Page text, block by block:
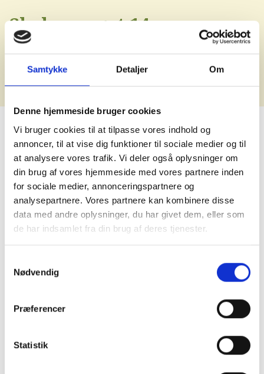
Samtykke Detaljer Om
Denne hjemmeside bruger cookies
Vi bruger cookies til at tilpasse vores indhold og
annoncer, til at vise dig funktioner til sociale medier og til
at analysere vores trafik. Vi deler også oplysninger om
din brug af vores hjemmeside med vores partnere inden
for sociale medier, annonceringspartnere og
analysepartnere. Vores partnere kan kombinere disse
data med andre oplysninger, du har givet dem, eller som
de har indsamlet fra din brug af deres tjenester.
Nødvendig
Præferencer
Statistik
Skolevænget 14
Holstebro
FAKTA